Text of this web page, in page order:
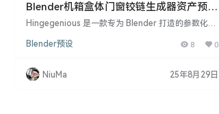
Blender机箱盒体门窗铰链生成器资产预设
Hingegenious
Hingegenious 是一款专为 Blender 打造的参数化铰
铰链模型。无论是机箱、原型、盒体、门窗还是可穿
实现几何、配合与性能的全方位自定义。 核心功能
全参数驱动：长宽高、轴径、叶片厚度、孔距等尺寸
Blender预设 8 0
NiuMa 25年8月29日